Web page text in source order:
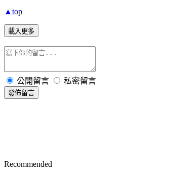
▲top
載入更多
公開留言 私密留言
發佈留言
Recommended